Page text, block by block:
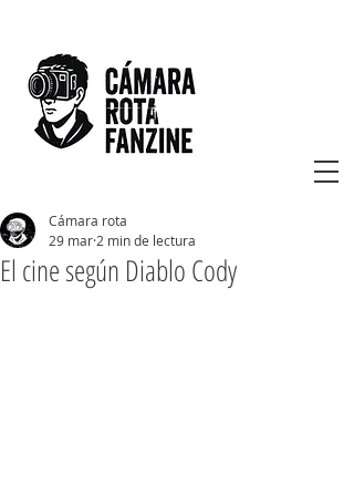
El cine según Diablo Cody
Cámara rota
29 mar 2 min de lectura